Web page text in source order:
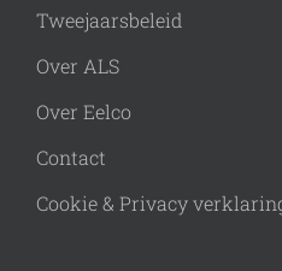
Tweejaarsbeleid
Over ALS
Over Eelco
Contact
Cookie & Privacy